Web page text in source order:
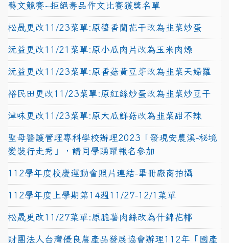
藝文競賽~拒絕毒品作文比賽獲獎名單
松晟更改11/23菜單:原醬香蘭花干改為韭菜炒蛋
沅益更改11/21菜單:原小瓜肉片改為玉米肉燥
沅益更改11/23菜單:原香菇黃豆芽改為韭菜天婦羅
裕民田更改11/23菜單:原紅絲炒蛋改為韭菜炒豆干
津味更改11/23菜單:原大瓜鮮菇改為韭菜甜不辣
聖母醫護管理專科學校辦理2023「發現安農溪-秘境
變裝行走秀」，請同學踴躍報名參加
112學年度校慶運動會照片連結-畢冊廠商拍攝
112學年度上學期第14週11/27-12/1菜單
松晟更改11/27菜單:原脆薯肉絲改為什錦花椰
財團法人台灣優良農產品發展協會辦理112年「國產